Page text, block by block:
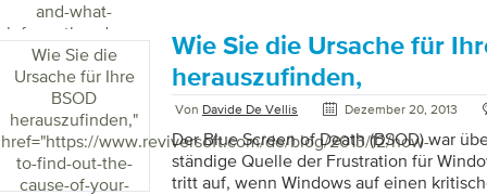
and-what-
information-does-
it-tell-me/">
dem Nichts und ohne ersichtlichen
Minute funktioniert Ihr Computer
Minute dauert es ewig, bis das System
Programme nicht reibungslos
Microsoft Windows mit einem
das bei vielen Windows-Benutzern
Ereignisanzeige protokolliert jedes
Computer auftritt, vom ersten Start an.
Wie Sie die
Ursache für Ihre
BSOD
herauszufinden,"
href="https://www.reviversoft.com/de/blog/2013/12/how-
to-find-out-the-
cause-of-your-
Wie Sie die Ursache für
herauszufinden,
Von Davide De Vellis Dezember 20, 2013
Der Blue Screen of Death (BSOD) war
ständige Quelle der Frustration für
tritt auf, wenn Windows auf einen